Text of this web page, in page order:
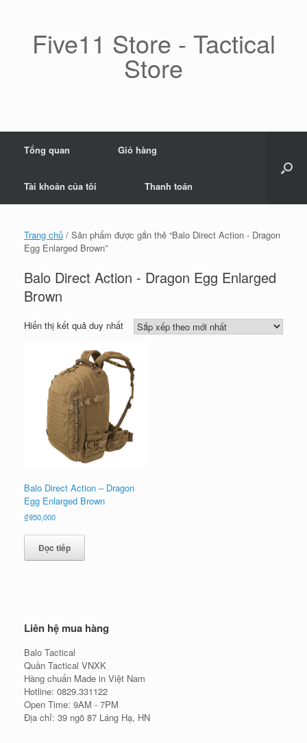
Five11 Store - Tactical
Store
Tổng quan Giỏ hàng
Tài khoản của tôi Thanh toán
Trang chủ / Sản phẩm được gắn thẻ “Balo Direct Action - Dragon
Egg Enlarged Brown”
Balo Direct Action - Dragon Egg Enlarged
Brown
Hiển thị kết quả duy nhất
Balo Direct Action – Dragon
Egg Enlarged Brown
₫950,000
Đọc tiếp
Liên hệ mua hàng
Balo Tactical
Quần Tactical VNXK
Hàng chuẩn Made in Việt Nam
Hotline: 0829.331122
Open Time: 9AM - 7PM
Địa chỉ: 39 ngõ 87 Láng Hạ, HN